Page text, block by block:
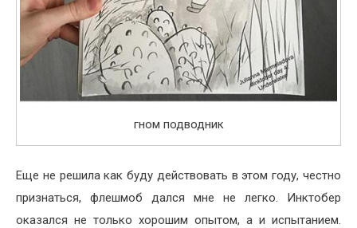
гном подводник
Еще не решила как буду действовать в этом году, честно
признаться, флешмоб дался мне не легко. Инктобер
оказался не только хорошим опытом, а и испытанием.